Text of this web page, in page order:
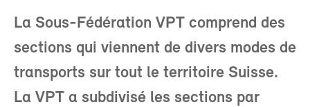
La Sous-Fédération VPT comprend des
sections qui viennent de divers modes de
transports sur tout le territoire Suisse.
La VPT a subdivisé les sections par